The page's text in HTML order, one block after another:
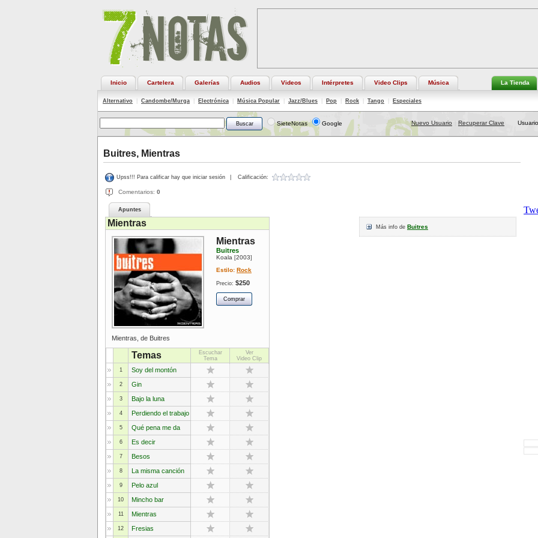
Inicio Cartelera Galerías Audios Videos Intérpretes Video Clips Música La Tienda
Alternativo Candombe/Murga Electrónica Música Popular Jazz/Blues Pop Rock Tango Especiales
SieteNotas Google Nuevo Usuario Recuperar Clave
Buitres, Mientras
Upss!!! Para calificar hay que iniciar sesión Calificación:
Comentarios: 0
Apuntes
Más info de Buitres
Mientras
Mientras
Buitres
Koala [2003]
Estilo: Rock
Precio: $250
Mientras, de Buitres
Temas
Escuchar
Tema
Ver
Video Clip
1
Soy del montón
2 Gin
3 Bajo la luna
4 Perdiendo el trabajo
5 Qué pena me da
6 Es decir
7 Besos
8 La misma canción
9 Pelo azul
10 Mincho bar
11 Mientras
12 Fresias